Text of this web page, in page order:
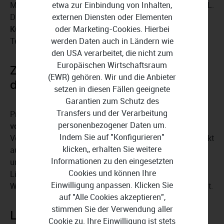
Mobilgeräts direkt in die Datenbank von Lexware Office L.
Die Cloudsoftware legt für Sie umfangreiche
Kundenhistorienan, mit denen Sie sich auf Gespräche,
Termine und Verhandlungen vorbereiten.
Zahlungsabgleich online
durchführen
Profitieren Sie vom schnellen und bequemen
von Zahlungseingängen und Zahlungsausgängen
Versenden Sie mit Lexware Office L Überweisungen direkt
aus der Benutzeroberfläche. Empfängerdaten wie Name
und IBAN werden automatisch aus Kunden- und
Lieferantenkontakten übernommen, wodurch ein
Wechseln zwischen verschiedenen Anwendungen entfällt.
Lexware Office L im Überblick:
etwa zur Einbindung von Inhalten,
externen Diensten oder Elementen
oder Marketing-Cookies. Hierbei
werden Daten auch in Ländern wie
den USA verarbeitet, die nicht zum
Europäischen Wirtschaftsraum
(EWR) gehören. Wir und die Anbieter
setzen in diesen Fällen geeignete
Garantien zum Schutz des
Transfers und der Verarbeitung
personenbezogener Daten um.
Indem Sie auf "Konfigurieren"
klicken,, erhalten Sie weitere
Informationen zu den eingesetzten
Cookies und können Ihre
Einwilligung anpassen. Klicken Sie
auf "Alle Cookies akzeptieren",
stimmen Sie der Verwendung aller
Cookie zu. Ihre Einwilligung ist stets